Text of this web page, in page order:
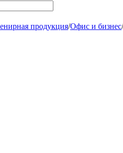
продукция/Офис и бизнес/